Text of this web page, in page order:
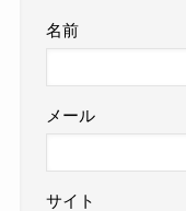
名前
メール
サイト